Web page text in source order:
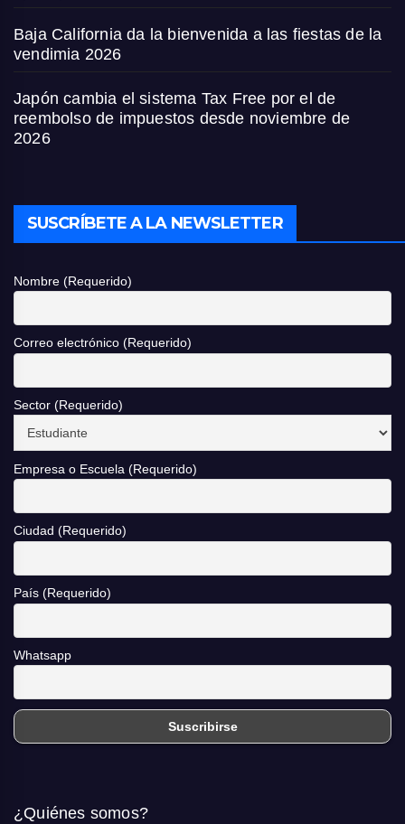
Baja California da la bienvenida a las fiestas de la
vendimia 2026
Japón cambia el sistema Tax Free por el de
reembolso de impuestos desde noviembre de
2026
SUSCRÍBETE A LA NEWSLETTER
Nombre (Requerido)
Correo electrónico (Requerido)
Sector (Requerido)
Empresa o Escuela (Requerido)
Ciudad (Requerido)
País (Requerido)
Whatsapp
¿Quiénes somos?